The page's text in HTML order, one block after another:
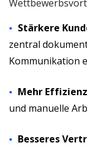
Stärkere
zentral
Kommunikation
Mehr
und manuelle
Besseres